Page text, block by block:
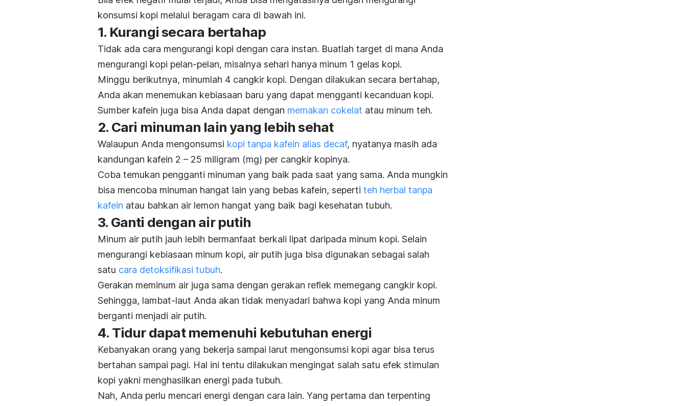
konsumsi kopi melalui beragam cara di bawah ini.
1. Kurangi secara bertahap
Tidak ada cara mengurangi kopi dengan cara instan. Buatlah target di mana Anda
mengurangi kopi pelan-pelan, misalnya sehari hanya minum 1 gelas kopi.
Minggu berikutnya, minumlah 4 cangkir kopi. Dengan dilakukan secara bertahap,
Anda akan menemukan kebiasaan baru yang dapat mengganti kecanduan kopi.
Sumber kafein juga bisa Anda dapat dengan memakan cokelat atau minum teh.
2. Cari minuman lain yang lebih sehat
Walaupun Anda mengonsumsi kopi tanpa kafein alias decaf, nyatanya masih ada
kandungan kafein 2 – 25 miligram (mg) per cangkir kopinya.
Coba temukan pengganti minuman yang baik pada saat yang sama. Anda mungkin
bisa mencoba minuman hangat lain yang bebas kafein, seperti teh herbal tanpa
kafein atau bahkan air lemon hangat yang baik bagi kesehatan tubuh.
3. Ganti dengan air putih
Minum air putih jauh lebih bermanfaat berkali lipat daripada minum kopi. Selain
mengurangi kebiasaan minum kopi, air putih juga bisa digunakan sebagai salah
satu cara detoksifikasi tubuh.
Gerakan meminum air juga sama dengan gerakan reflek memegang cangkir kopi.
Sehingga, lambat-laut Anda akan tidak menyadari bahwa kopi yang Anda minum
berganti menjadi air putih.
4. Tidur dapat memenuhi kebutuhan energi
Kebanyakan orang yang bekerja sampai larut mengonsumsi kopi agar bisa terus
bertahan sampai pagi. Hal ini tentu dilakukan mengingat salah satu efek stimulan
kopi yakni menghasilkan energi pada tubuh.
Nah, Anda perlu mencari energi dengan cara lain. Yang pertama dan terpenting